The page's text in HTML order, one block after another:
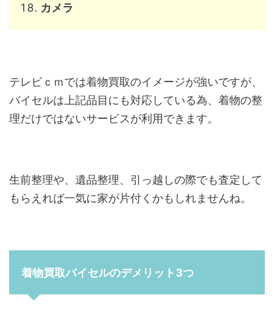
カメラ
テレビｃｍでは着物買取のイメージが強いですが、
バイセルは上記品目にも対応している為、着物の整
理だけではないサービスが利用できます。
生前整理や、遺品整理、引っ越しの際でも査定して
もらえれば一気に家が片付くかもしれませんね。
着物買取バイセルのデメリット3つ